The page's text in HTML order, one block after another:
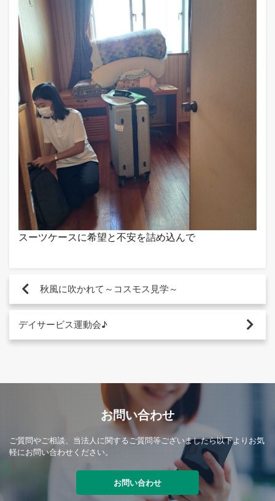
スーツケースに希望と不安を詰め込んで
秋風に吹かれて～コスモス見学～
デイサービス運動会♪
お問い合わせ
ご質問やご相談、当法人に関するご質問等ございましたら以下よりお気
軽にお問い合わせください。
お問い合わせ